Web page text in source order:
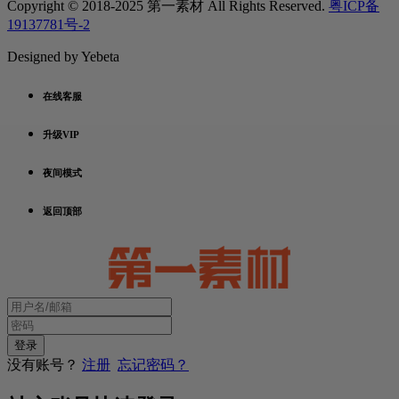
Copyright © 2018-2025 第一素材 All Rights Reserved. 粤ICP备
19137781号-2
Designed by Yebeta
在线客服
升级VIP
夜间模式
返回顶部
没有账号？ 注册 忘记密码？